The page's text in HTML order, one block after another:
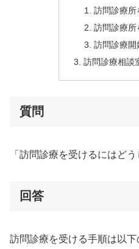
訪問診療所
訪問診療所
訪問診療開
訪問診療相談
質問
「訪問診療を受けるにはど
回答
訪問診療を受ける手順は以下